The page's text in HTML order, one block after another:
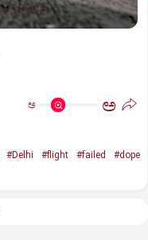
ಅ ಅ
#Delhi #flight #failed
#dope